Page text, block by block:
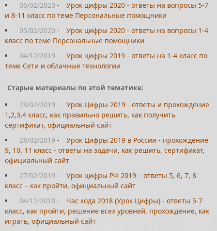
05/02/2020 -
Урок цифры 2020 - ответы на вопросы 5-7
и 8-11 класс по теме Персональные помощники
05/02/2020 -
Урок цифры 2020 - ответы на вопросы 1-4
класс по теме Персональные помощники
04/12/2019 -
Урок цифры 2019 - ответы на 1-4 класс по
теме Сети и облачные технологии
Старые материалы по этой тематике:
28/02/2019 -
Урок Цифры 2019 - ответы и прохождение
1,2,3,4 класс, как правильно решить, как получить
сертификат, официальный сайт
28/02/2019 -
Урок Цифры 2019 в России - прохождение
9, 10, 11 класс - ответы на задачи, как решить, сертификат,
официальный сайт
27/02/2019 -
Урок цифры РФ 2019 – ответы 5, 6, 7, 8
класс – как пройти, официальный сайт
04/12/2018 -
Час кода 2018 (Урок Цифры) - ответы 5-7
класс, как пройти, решение всех уровней, прохождение, как
играть, официальный сайт